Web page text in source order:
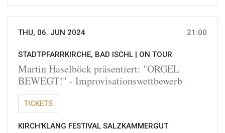
THU, 06. JUN 2024 21:00
STADTPFARRKIRCHE, BAD ISCHL | ON TOUR
Martin Haselböck präsentiert: "ORGEL
BEWEGT!" - Improvisationswettbewerb
TICKETS
KIRCH'KLANG FESTIVAL SALZKAMMERGUT